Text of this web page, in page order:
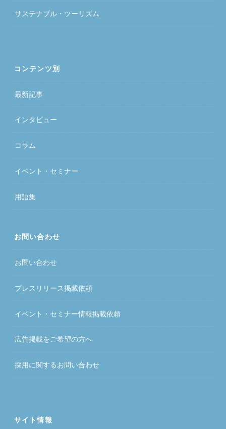
サステナブル・ツーリズム
コンテンツ別
最新記事
インタビュー
コラム
イベント・セミナー
用語集
お問い合わせ
お問い合わせ
プレスリリース掲載依頼
イベント・セミナー情報掲載依頼
広告掲載をご希望の方へ
採用に関するお問い合わせ
サイト情報